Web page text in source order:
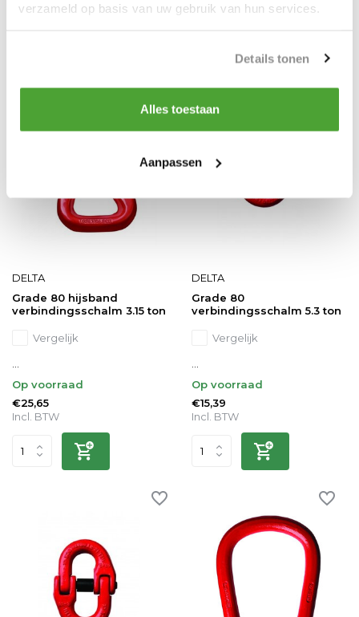
verzameld op basis van uw gebruik van hun services.
Details tonen
Alles toestaan
Aanpassen
DELTA
Grade 80 hijsband
verbindingsschalm 3.15 ton
Vergelijk
Op voorraad
€25,65
Incl. BTW
DELTA
Grade 80
verbindingsschalm 5.3 ton
Vergelijk
Op voorraad
€15,39
Incl. BTW